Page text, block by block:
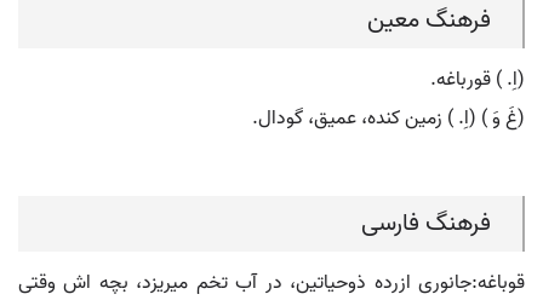
فرهنگ معین
(اِ. ) قورباغه.
(غَ وَ ) (اِ. ) زمین کنده، عمیق، گودال.
فرهنگ فارسی
قوباغه:جانوری ازرده ذوحیاتین، در آب تخم میریزد، بچه اش وقتی